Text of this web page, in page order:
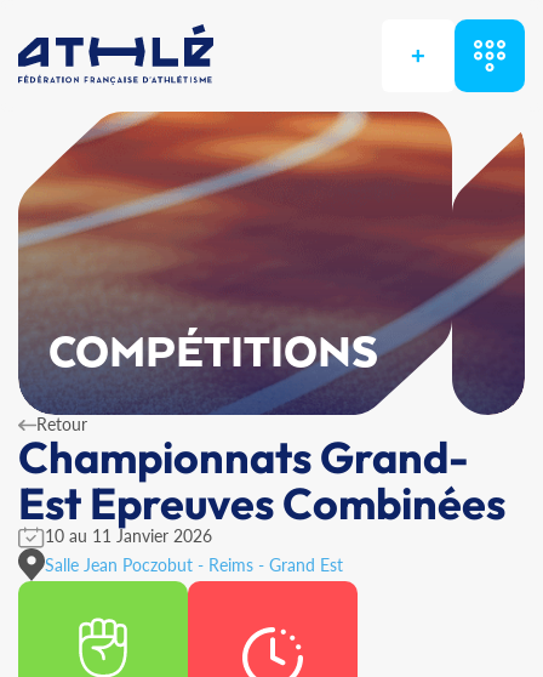
+
COMPÉTITIONS
Retour
Championnats Grand-
Est Epreuves Combinées
10 au 11 Janvier 2026
Salle Jean Poczobut - Reims - Grand Est